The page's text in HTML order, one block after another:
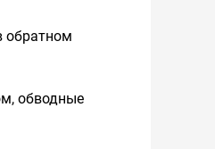
обратном
обводные